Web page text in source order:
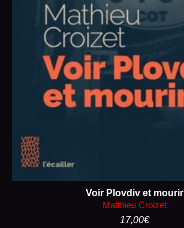
Voir Plovdiv et mourir
Matthieu Croizet
17,00€